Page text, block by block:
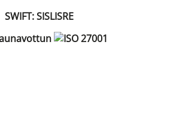
SWIFT: SISLISRE